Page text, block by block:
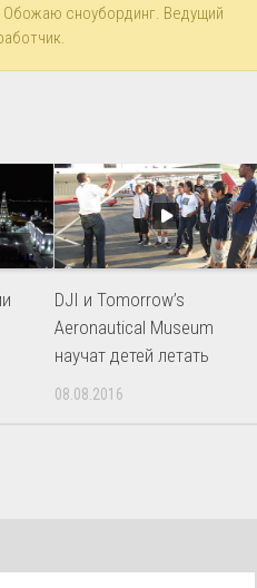
сноубординг. Ведущий
DJI и Tomorrow’s
Aeronautical Museum
научат детей летать
08.08.2016